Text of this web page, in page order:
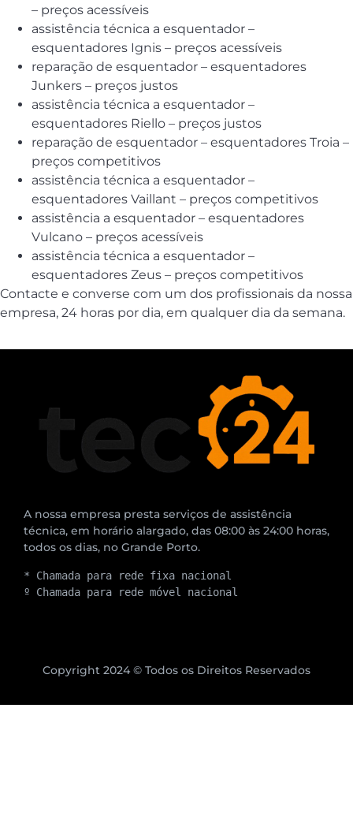
– preços acessíveis
assistência técnica a esquentador –
esquentadores Ignis – preços acessíveis
reparação de esquentador – esquentadores
Junkers – preços justos
assistência técnica a esquentador –
esquentadores Riello – preços justos
reparação de esquentador – esquentadores Troia –
preços competitivos
assistência técnica a esquentador –
esquentadores Vaillant – preços competitivos
assistência a esquentador – esquentadores
Vulcano – preços acessíveis
assistência técnica a esquentador –
esquentadores Zeus – preços competitivos
Contacte e converse com um dos profissionais da nossa
empresa, 24 horas por dia, em qualquer dia da semana.
A nossa empresa presta serviços de assistência
técnica, em horário alargado, das 08:00 às 24:00 horas,
todos os dias, no Grande Porto.
* Chamada para rede fixa nacional
º Chamada para rede móvel nacional
Copyright 2024 © Todos os Direitos Reservados